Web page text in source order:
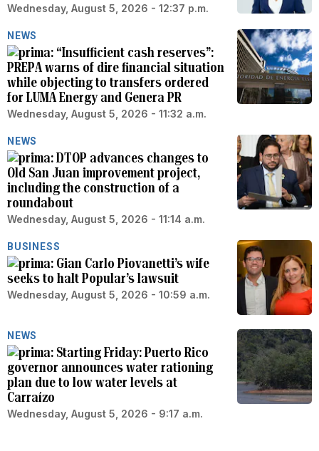
Wednesday, August 5, 2026 - 12:37 p.m.
NEWS
“Insufficient cash reserves”:
PREPA warns of dire financial situation
while objecting to transfers ordered
for LUMA Energy and Genera PR
Wednesday, August 5, 2026 - 11:32 a.m.
NEWS
DTOP advances changes to
Old San Juan improvement project,
including the construction of a
roundabout
Wednesday, August 5, 2026 - 11:14 a.m.
BUSINESS
Gian Carlo Piovanetti’s wife
seeks to halt Popular’s lawsuit
Wednesday, August 5, 2026 - 10:59 a.m.
NEWS
Starting Friday: Puerto Rico
governor announces water rationing
plan due to low water levels at
Carraízo
Wednesday, August 5, 2026 - 9:17 a.m.